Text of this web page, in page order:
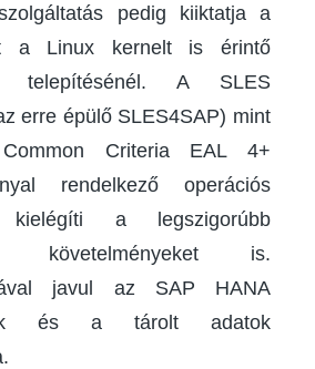
pedig kiiktatja a
a Linux kernelt is érintő
telepítésénél. A SLES
erre épülő SLES4SAP) mint
Criteria EAL 4+
rendelkező operációs
kielégíti a legszigorúbb
követelményeket is.
javul az SAP HANA
és a tárolt adatok